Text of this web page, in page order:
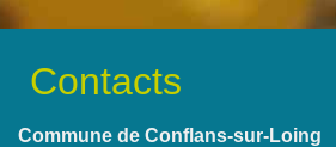
Contacts
Commune de Conflans-sur-Loing